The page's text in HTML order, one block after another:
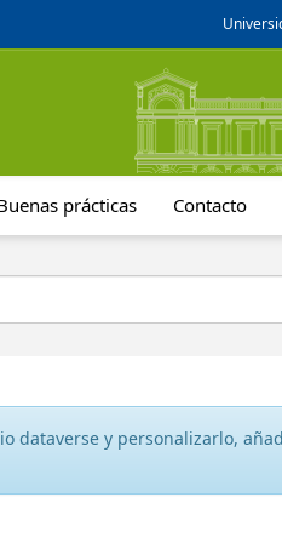
prácticas Contacto
dataverse y personalizarlo,